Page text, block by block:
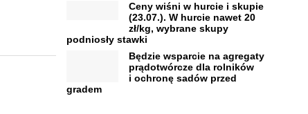
Ceny wiśni w hurcie i skupie
(23.07.). W hurcie nawet 20
zł/kg, wybrane skupy
podniosły stawki
Będzie wsparcie na agregaty
prądotwórcze dla rolników
i ochronę sadów przed
gradem